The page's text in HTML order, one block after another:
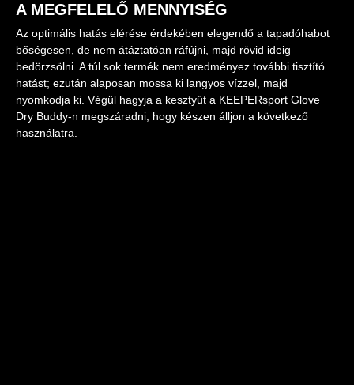
A MEGFELELŐ MENNYISÉG
Az optimális hatás elérése érdekében elegendő a tapadóhabot
bőségesen, de nem átáztatóan ráfújni, majd rövid ideig
bedörzsölni. A túl sok termék nem eredményez további tisztító
hatást; ezután alaposan mossa ki langyos vízzel, majd
nyomkodja ki. Végül hagyja a kesztyűt a KEEPERsport Glove
Dry Buddy-n megszáradni, hogy készen álljon a következő
használatra.